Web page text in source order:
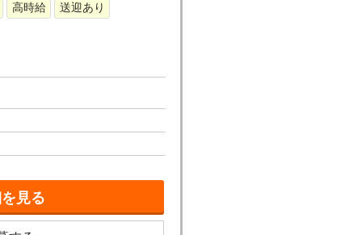
高時給
送迎あり
見る